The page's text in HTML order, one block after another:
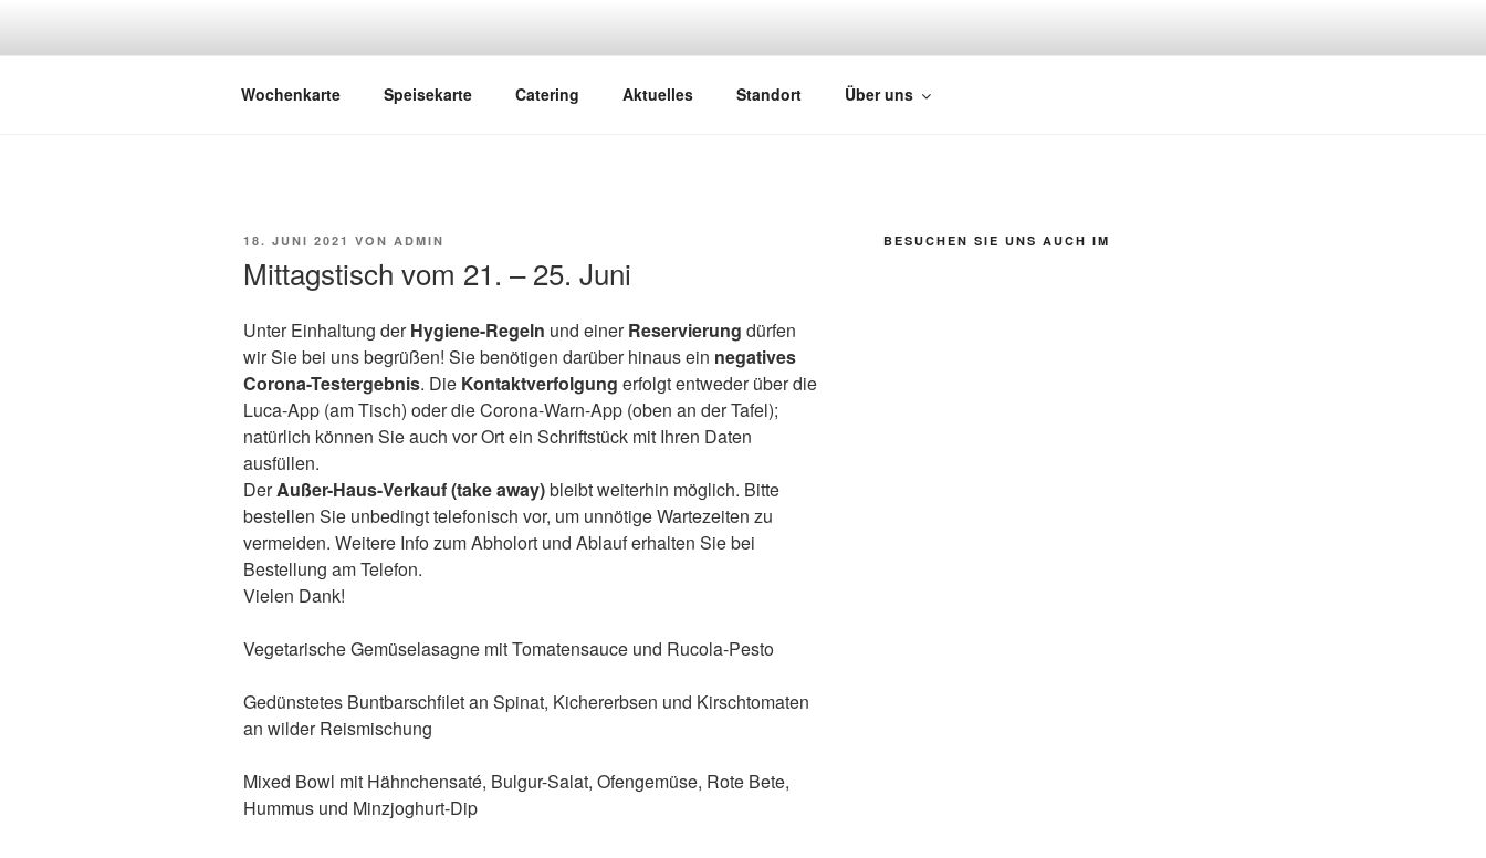
BISTRO KÄFER
Café – Bistro – Catering
Wochenkarte Speisekarte Catering Aktuelles Standort Über uns
VERÖFFENTLICHT
18. JUNI 2021 VON ADMIN
Mittagstisch vom 21. – 25. Juni
Unter Einhaltung derHygiene-Regeln und einerReservierung dürfen
wir Sie bei uns begrüßen! Sie benötigen darüber hinaus ein negatives
Corona-Testergebnis. Die Kontaktverfolgung erfolgt entweder über die
Luca-App (am Tisch) oder die Corona-Warn-App (oben an der Tafel);
natürlich können Sie auch vor Ort ein Schriftstück mit Ihren Daten
ausfüllen.
DerAußer-Haus-Verkauf (take away)bleibt weiterhin möglich. Bitte
bestellen Sie unbedingt telefonisch vor, um unnötige Wartezeiten zu
vermeiden. Weitere Info zum Abholort und Ablauf erhalten Sie bei
Bestellung am Telefon.
Vielen Dank!
Vegetarische Gemüselasagne mit Tomatensauce und Rucola-Pesto
Gedünstetes Buntbarschfilet an Spinat, Kichererbsen und Kirschtomaten
an wilder Reismischung
Mixed Bowl mit Hähnchensaté, Bulgur-Salat, Ofengemüse, Rote Bete,
Hummus und Minzjoghurt-Dip
BESUCHEN SIE UNS AUCH IM